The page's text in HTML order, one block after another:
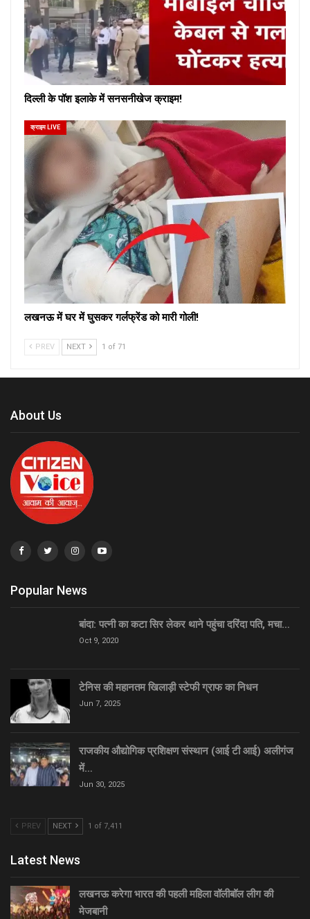
दिल्ली के पॉश इलाके में सनसनीखेज क्राइम!
क्राइम LIVE
लखनऊ में घर में घुसकर गर्लफ्रेंड को मारी गोली!
PREV NEXT 1 of 71
About Us
Popular News
बांदा: पत्नी का कटा सिर लेकर थाने पहुंचा दरिंदा पति, मचा…
Oct 9, 2020
टेनिस की महानतम खिलाड़ी स्टेफी ग्राफ का निधन
Jun 7, 2025
राजकीय औद्योगिक प्रशिक्षण संस्थान (आई टी आई) अलीगंज
में…
Jun 30, 2025
PREV NEXT 1 of 7,411
Latest News
लखनऊ करेगा भारत की पहली महिला वॉलीबॉल लीग की
मेजबानी